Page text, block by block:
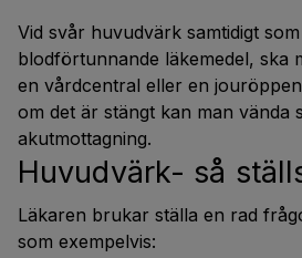
Vid svår huvudvärk samtidigt
blodförtunnande läkemedel, ska
en vårdcentral eller en
om det är stängt kan man vända
akutmottagning.
Huvudvärk- så
Läkaren brukar ställa en rad
som exempelvis: